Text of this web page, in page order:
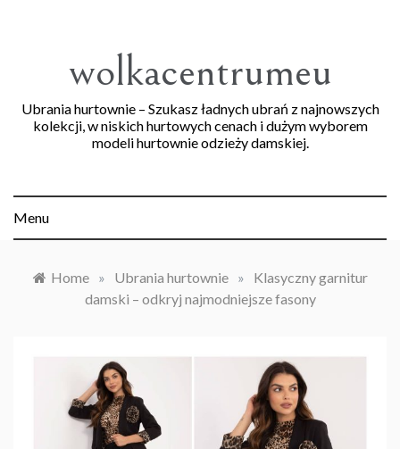
wolkacentrumeu
Ubrania hurtownie – Szukasz ładnych ubrań z najnowszych
kolekcji, w niskich hurtowych cenach i dużym wyborem
modeli hurtownie odzieży damskiej.
Menu
Home » Ubrania hurtownie »
Klasyczny garnitur
damski – odkryj najmodniejsze fasony